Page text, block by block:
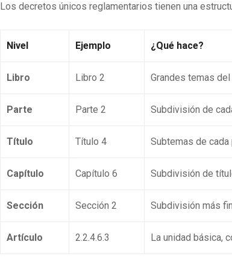
Los decretos únicos reglamentarios tienen una
Nivel Ejemplo ¿Qué hace?
Libro Libro 2 Grandes temas
Parte Parte 2 Subdivisión de
Título Título 4 Subtemas de cada
Capítulo Capítulo 6 Subdivisión de
Sección Sección 2 Subdivisión más
Artículo 2.2.4.6.3 La unidad básica,